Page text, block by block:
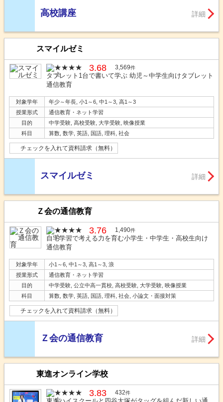
高校講座 詳細
スマイルゼミ
3.68 3,569件
タブレット1台で書いて学ぶ 幼児～中学生向けタブレット
通信教育
対象学年
年少～年長, 小1～6, 中1～3, 高1～3
授業形式
通信教育・ネット学習
目的
中学受験, 高校受験, 大学受験, 映像授業
科目
算数, 数学, 英語, 国語, 理科, 社会
チェックを入れて資料請求（無料）
スマイルゼミ 詳細
Ｚ会の通信教育
3.76 1,490件
自宅学習で考える力を育む小学生・中学生・高校生向け
通信教育
対象学年
小1～6, 中1～3, 高1～3, 浪
授業形式
通信教育・ネット学習
目的
中学受験, 公立中高一貫校, 高校受験, 大学受験, 映像授業
科目
算数, 数学, 英語, 国語, 理科, 社会, 小論文・面接対策
チェックを入れて資料請求（無料）
Ｚ会の通信教育 詳細
東進オンライン学校
3.83 432件